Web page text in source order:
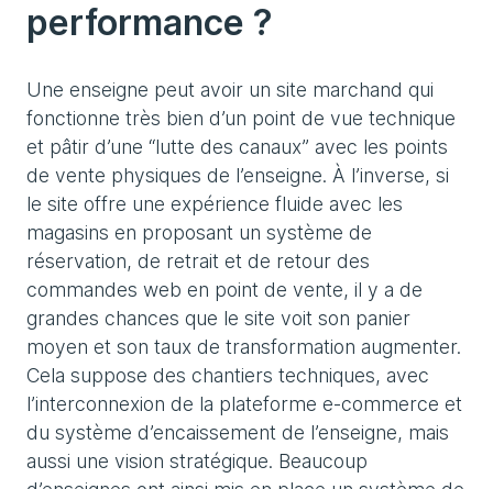
performance ?
Une enseigne peut avoir un site marchand qui
fonctionne très bien d’un point de vue technique
et pâtir d’une “lutte des canaux” avec les points
de vente physiques de l’enseigne. À l’inverse, si
le site offre une expérience fluide avec les
magasins en proposant un système de
réservation, de retrait et de retour des
commandes web en point de vente, il y a de
grandes chances que le site voit son panier
moyen et son taux de transformation augmenter.
Cela suppose des chantiers techniques, avec
l’interconnexion de la plateforme e-commerce et
du système d’encaissement de l’enseigne, mais
aussi une vision stratégique. Beaucoup